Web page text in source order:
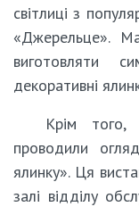
світлиці з
«Джерельце».
виготовляти
декоративні
Крім того,
проводили
ялинку». Ця
залі відділу